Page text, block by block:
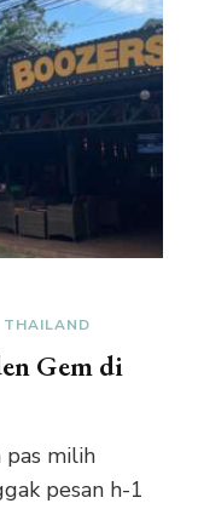
THAILAND
Gem di
pas milih
pesan h-1